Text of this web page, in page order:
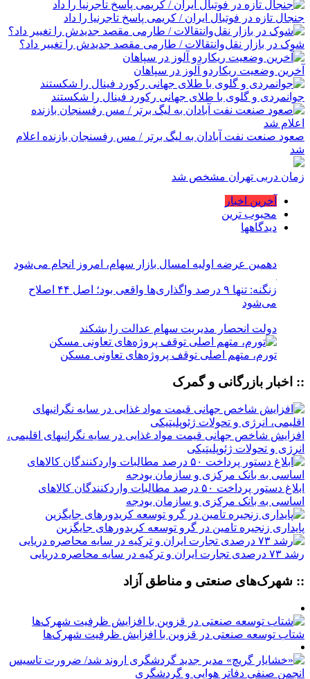
جنجال تازه در فوتبال ایران / کریمی پاسخ تاجرنیا را داد
شوک در بازار نقل‌وانتقالات / طارمی مقصد جدیدش را تغییر داد؟
آخرین وضعیت ریکاردو آلوز در سپاهان
جوانمردی و گلوی با طلای جهانی رکورد فینال را شکستند
صعود صنعت نفت آبادان به لیگ برتر / مس رفسنجان بازنده اعلام
شد
زمان دربی تهران مشخص شد
آخرین اخبار
محبوب ترین
دیدگاهها
دهمین عرضه اولیه امسال بازار سهام، امروز انجام می‌شود
زنگنه: تنها ۹ درصد واگذاری‌ها واقعی بود؛ اصل ۴۴ اصلاح
می‌شود
دولت انحصار مدیریت سهام عدالت را بشکند
تورم، متهم اصلی توقف پروژه‌های تعاونی مسکن
:: اخبار بازرگانی و گمرک
افزایش شاخص جهانی قیمت مواد غذایی در سایه نگرانیهای اقلیمی،
انرژی و تحولات ژئوپلیتیکی
ابلاغ دستور پرداخت ۵۰ درصد مطالبات واردکنندگان کالاهای
اساسی به بانک مرکزی و سازمان بودجه
پایداری زنجیره تامین در گرو توسعه کریدورهای جایگزین
رشد ۷۳ درصدی تجارت ایران و ترکیه در سایه محاصره دریایی
:: شهرک‌های صنعتی و مناطق آزاد
شتاب توسعه صنعتی در قزوین با افزایش ظرفیت شهرک‌ها